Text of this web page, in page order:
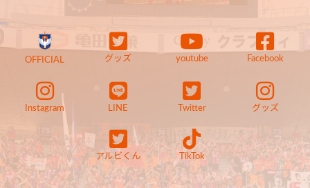
OFFICIAL グッズ youtube Facebook
Instagram LINE Twitter グッズ
アルビくん TikTok